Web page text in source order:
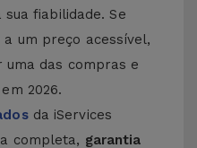
fiabilidade. Se
um preço acessível,
uma das compras e
2026.
da iServices
completa, garantia